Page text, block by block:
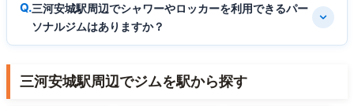
三河安城駅周辺でシャワーやロッカーを利用できるパー
ソナルジムはありますか？
三河安城駅周辺でジムを駅から探す